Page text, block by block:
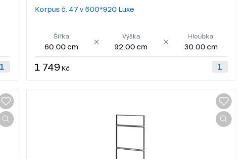
Korpus č. 47 v 600*920 Luxe
Šířka
60.00 cm
Výška
92.00 cm
Hloubka
30.00 cm
1 749 Kč